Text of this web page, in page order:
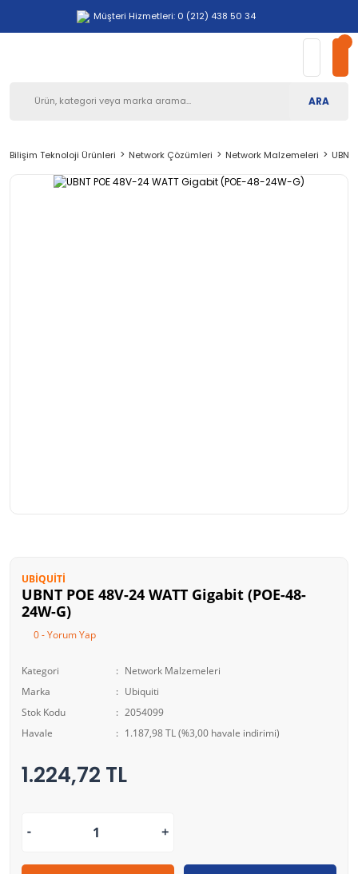
Müşteri Hizmetleri: 0 (212) 438 50 34
ARA
Bilişim Teknoloji Ürünleri Network Çözümleri Network Malzemeleri
UBIQUITI
UBNT POE 48V-24 WATT Gigabit (POE-48-
24W-G)
0 - Yorum Yap
Kategori
Network Malzemeleri
Marka
Ubiquiti
Stok Kodu
2054099
Havale
1.187,98 TL (%3,00 havale indirimi)
1.224,72 TL